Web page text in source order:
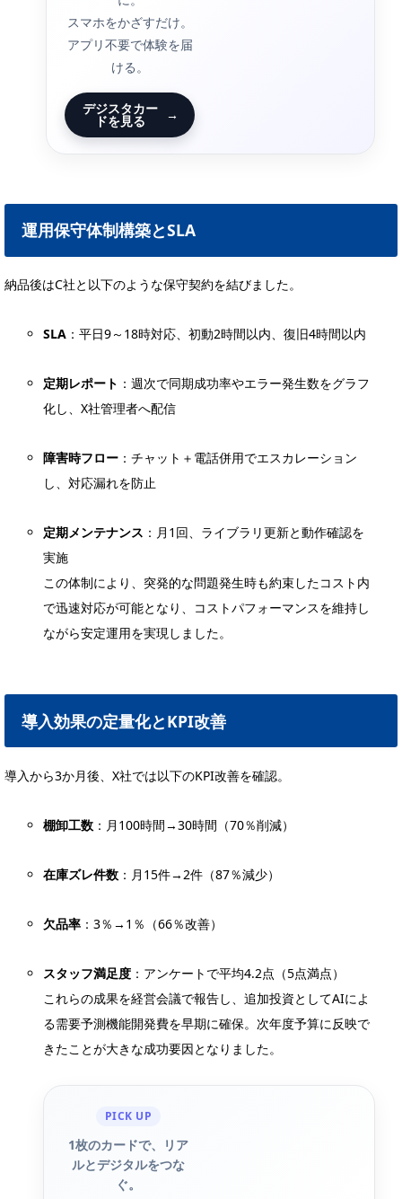
スマホをかざすだけ。
アプリ不要で体験を届
ける。
デジスタカー
ドを見る →
運用保守体制構築とSLA
納品後はC社と以下のような保守契約を結びました。
SLA ：平日9～18時対応、初動2時間以内、復旧4時間以内
定期レポート ：週次で同期成功率やエラー発生数をグラフ
化し、X社管理者へ配信
障害時フロー ：チャット＋電話併用でエスカレーション
し、対応漏れを防止
定期メンテナンス ：月1回、ライブラリ更新と動作確認を
実施
この体制により、突発的な問題発生時も約束したコスト内
で迅速対応が可能となり、コストパフォーマンスを維持し
ながら安定運用を実現しました。
導入効果の定量化とKPI改善
導入から3か月後、X社では以下のKPI改善を確認。
棚卸工数 ：月100時間→30時間（70％削減）
在庫ズレ件数 ：月15件→2件（87％減少）
欠品率 ：3％→1％（66％改善）
スタッフ満足度 ：アンケートで平均4.2点（5点満点）
これらの成果を経営会議で報告し、追加投資としてAIによ
る需要予測機能開発費を早期に確保。次年度予算に反映で
きたことが大きな成功要因となりました。
PICK UP
1枚のカードで、リア
ルとデジタルをつな
ぐ。